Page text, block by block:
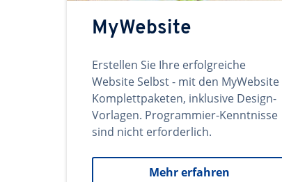
MyWebsite
Erstellen Sie Ihre erfolgreiche
Website Selbst - mit den MyWebsite
Komplettpaketen, inklusive Design-
Vorlagen. Programmier-Kenntnisse
sind nicht erforderlich.
Mehr erfahren